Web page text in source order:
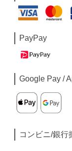
PayPay
Google Pay /
コンビニ/銀行